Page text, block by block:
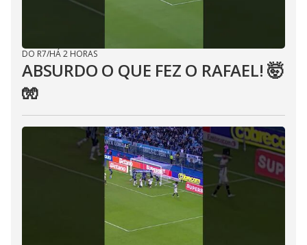
DO R7/HÁ 2 HORAS
ABSURDO O QUE FEZ O RAFAEL! 🤯
🧤